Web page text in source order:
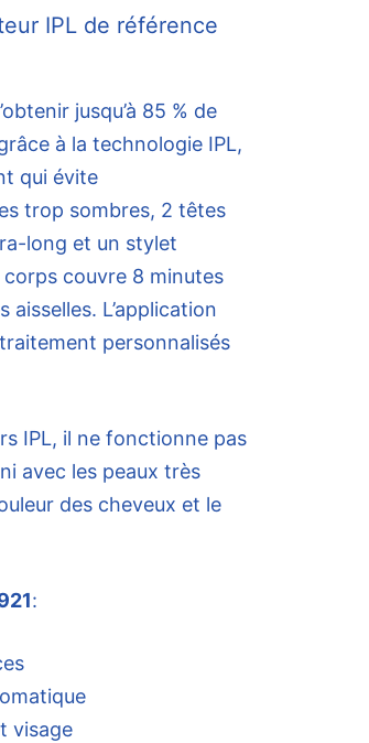
IPL de référence
jusqu’à 85 % de
à la technologie IPL,
qui évite
trop sombres, 2 têtes
long et un stylet
couvre 8 minutes
L’application
personnalisés
IPL, il ne fonctionne pas
avec les peaux très
des cheveux et le
:
visage